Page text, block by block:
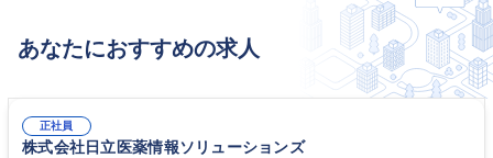
あなたにおすすめの求人
正社員
株式会社日立医薬情報ソリューションズ